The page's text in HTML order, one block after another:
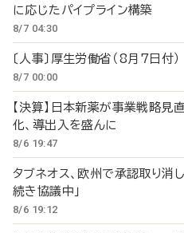
に応じたパイプライン構築
8/7 04:30
〔人事〕厚生労働省（8月7日
8/7 00:00
【決算】日本新薬が事業戦略
化、導出入を盛んに
8/6 19:47
タブネオス、欧州で承認取り
続き協議中」
8/6 19:12